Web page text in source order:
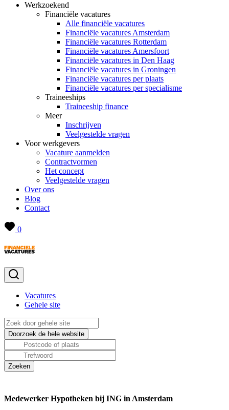
Werkzoekend
Financiële vacatures
Alle financiële vacatures
Financiële vacatures Amsterdam
Financiële vacatures Rotterdam
Financiële vacatures Amersfoort
Financiële vacatures in Den Haag
Financiële vacatures in Groningen
Financiële vacatures per plaats
Financiële vacatures per specialisme
Traineeships
Traineeship finance
Meer
Inschrijven
Veelgestelde vragen
Voor werkgevers
Vacature aanmelden
Contractvormen
Het concept
Veelgestelde vragen
Over ons
Blog
Contact
0
Vacatures
Gehele site
Medewerker Hypotheken bij ING in Amsterdam